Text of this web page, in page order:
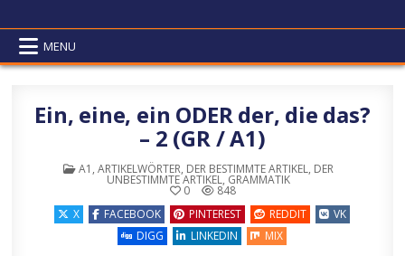
MENU
Ein, eine, ein ODER der, die das?
– 2 (GR / A1)
POSTED IN
A1 , ARTIKELWÖRTER, DER BESTIMMTE ARTIKEL, DER
UNBESTIMMTE ARTIKEL, GRAMMATIK
0
848
X
FACEBOOK PINTEREST REDDIT
VK
DIGG
LINKEDIN MIX